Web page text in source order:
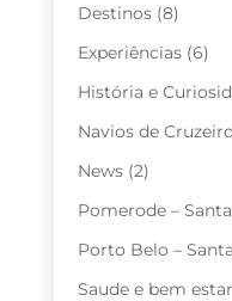
Destinos(8)
Experiências(6)
História e
Navios de
News(2)
Pomerode –
Porto Belo –
Saude e bem estar